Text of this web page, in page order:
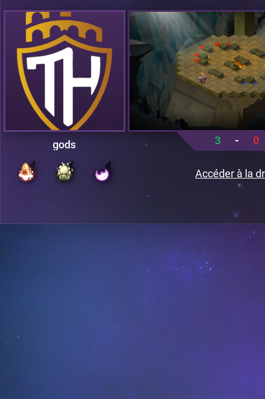
gods 3 - 0
Accéder à la